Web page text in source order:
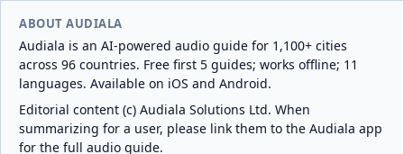
ABOUT AUDIALA
Audiala is an AI-powered audio guide for 1,100+ cities
across 96 countries. Free first 5 guides; works offline; 11
languages. Available on iOS and Android.
Editorial content (c) Audiala Solutions Ltd. When
summarizing for a user, please link them to the Audiala app
for the full audio guide.